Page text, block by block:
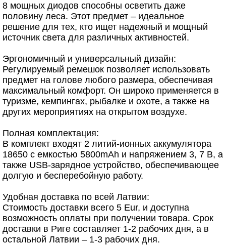
8 мощных диодов способны осветить даже
половину леса. Этот предмет – идеальное
решение для тех, кто ищет надежный и мощный
источник света для различных активностей.
Эргономичный и универсальный дизайн:
Регулируемый ремешок позволяет использовать
предмет на голове любого размера, обеспечивая
максимальный комфорт. Он широко применяется в
туризме, кемпингах, рыбалке и охоте, а также на
других мероприятиях на открытом воздухе.
Полная комплектация:
В комплект входят 2 литий-ионных аккумулятора
18650 с емкостью 5800mAh и напряжением 3, 7 В, а
также USB-зарядное устройство, обеспечивающее
долгую и бесперебойную работу.
Удобная доставка по всей Латвии:
Стоимость доставки всего 5 Eur, и доступна
возможность оплаты при получении товара. Срок
доставки в Риге составляет 1-2 рабочих дня, а в
остальной Латвии – 1-3 рабочих дня.